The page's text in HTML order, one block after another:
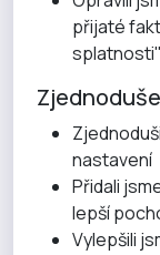
přijaté
nastavení
Přidali
lepší
Vylepšili